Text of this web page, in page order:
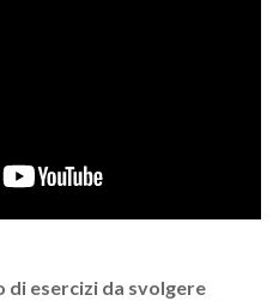
esercizi da svolgere